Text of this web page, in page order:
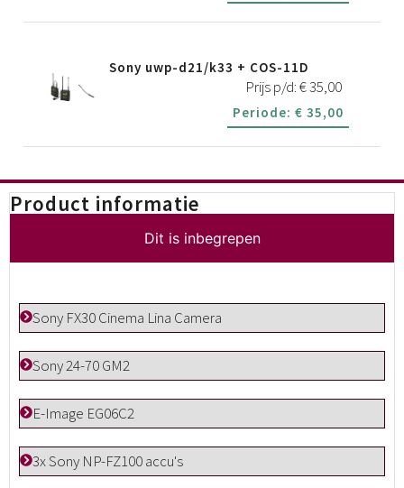
Sony uwp-d21/k33 + COS-11D
Prijs p/d:€35,00
Periode: € 35,00
Product informatie
Dit is inbegrepen
Sony FX30 Cinema Lina Camera
Sony 24-70 GM2
E-Image EG06C2
3x Sony NP-FZ100 accu's